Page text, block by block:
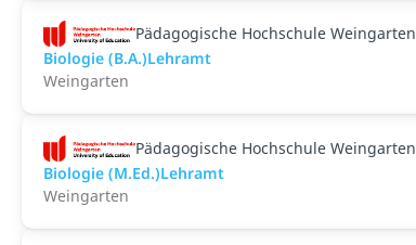
Pädagogische Hochschule Weingarten
Biologie (B.A.)Lehramt
Weingarten
Pädagogische Hochschule Weingarten
Biologie (M.Ed.)Lehramt
Weingarten